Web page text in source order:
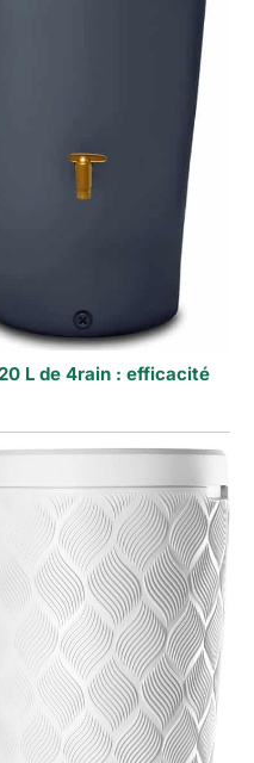
L de 4rain : efficacité